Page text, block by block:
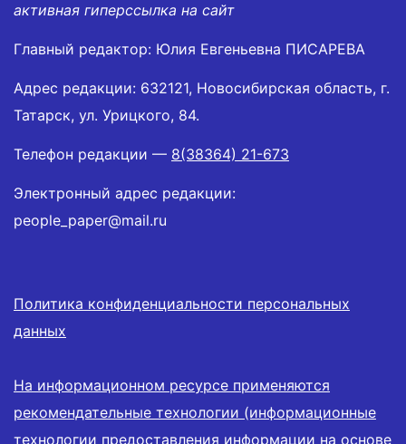
активная гиперссылка на сайт
Главный редактор: Юлия Евгеньевна ПИСАРЕВА
Адрес редакции: 632121, Новосибирская область, г.
Татарск, ул. Урицкого, 84.
Телефон редакции — 8(38364) 21-673
Электронный адрес редакции:
people_paper@mail.ru
Политика конфиденциальности персональных
данных
На информационном ресурсе применяются
рекомендательные технологии (информационные
технологии предоставления информации на основе